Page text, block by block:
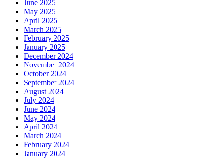
June 2025
May 2025
April 2025
March 2025
February 2025
January 2025
December 2024
November 2024
October 2024
September 2024
August 2024
July 2024
June 2024
May 2024
April 2024
March 2024
February 2024
January 2024